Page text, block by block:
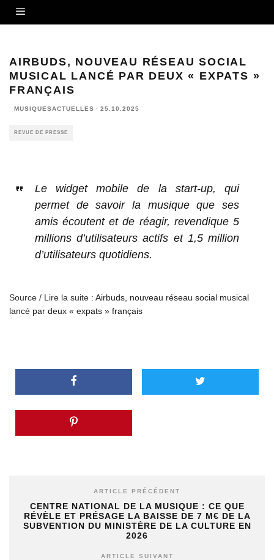
AIRBUDS, NOUVEAU RÉSEAU SOCIAL
MUSICAL LANCÉ PAR DEUX « EXPATS »
FRANÇAIS
MUSIQUESACTUELLES · 25.10.2025
REVUE DE PRESSE
Le widget mobile de la start-up, qui
permet de savoir la musique que ses
amis écoutent et de réagir, revendique 5
millions d’utilisateurs actifs et 1,5 million
d’utilisateurs quotidiens.
Source / Lire la suite : Airbuds, nouveau réseau social musical
lancé par deux « expats » français
ARTICLE PRÉCÉDENT
CENTRE NATIONAL DE LA MUSIQUE : CE QUE
RÉVÈLE ET PRÉSAGE LA BAISSE DE 7 M€ DE LA
SUBVENTION DU MINISTÈRE DE LA CULTURE EN
2026
ARTICLE SUIVANT